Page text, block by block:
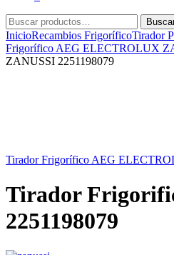
Buscar
por:
InicioRecambios FrigoríficoTirador
Frigorífico AEG ELECTROLUX
ZANUSSI 2251198079
Tirador Frigorífico AEG
Tirador
2251198079